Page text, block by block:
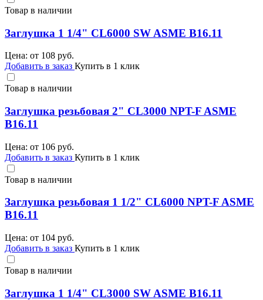
Товар в наличии
Заглушка 1 1/4" CL6000 SW ASME B16.11
Цена: от 108 руб.
Добавить в заказ Купить в 1 клик
Товар в наличии
Заглушка резьбовая 2" CL3000 NPT-F ASME
B16.11
Цена: от 106 руб.
Добавить в заказ Купить в 1 клик
Товар в наличии
Заглушка резьбовая 1 1/2" CL6000 NPT-F ASME
B16.11
Цена: от 104 руб.
Добавить в заказ Купить в 1 клик
Товар в наличии
Заглушка 1 1/4" CL3000 SW ASME B16.11